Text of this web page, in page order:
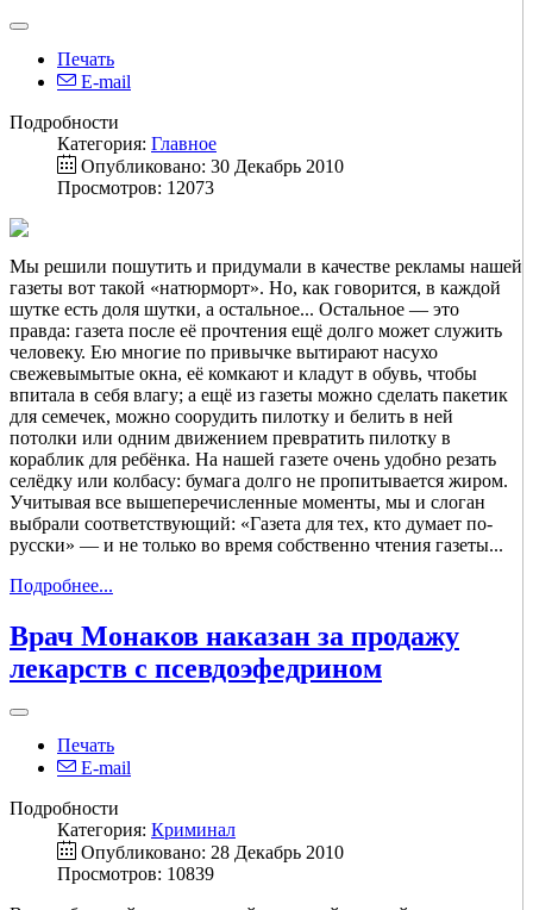
Печать
E-mail
Подробности
Категория: Главное
Опубликовано: 30 Декабрь 2010
Просмотров: 12073
Мы решили пошутить и придумали в качестве рекламы нашей
газеты вот такой «натюрморт». Но, как говорится, в каждой
шутке есть доля шутки, а остальное... Остальное — это
правда: газета после её прочтения ещё долго может служить
человеку. Ею многие по привычке вытирают насухо
свежевымытые окна, её комкают и кладут в обувь, чтобы
впитала в себя влагу; а ещё из газеты можно сделать пакетик
для семечек, можно соорудить пилотку и белить в ней
потолки или одним движением превратить пилотку в
кораблик для ребёнка. На нашей газете очень удобно резать
селёдку или колбасу: бумага долго не пропитывается жиром.
Учитывая все вышеперечисленные моменты, мы и слоган
выбрали соответствующий: «Газета для тех, кто думает по-
русски» — и не только во время собственно чтения газеты...
Подробнее...
Врач Монаков наказан за продажу
лекарств с псевдоэфедрином
Печать
E-mail
Подробности
Категория: Криминал
Опубликовано: 28 Декабрь 2010
Просмотров: 10839